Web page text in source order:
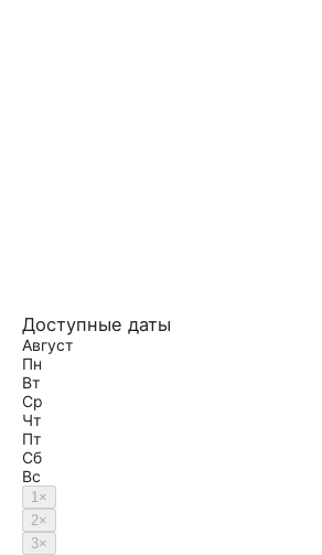
Доступные даты
Август
Пн
Вт
Ср
Чт
Пт
Сб
Вс
1×
2×
3×